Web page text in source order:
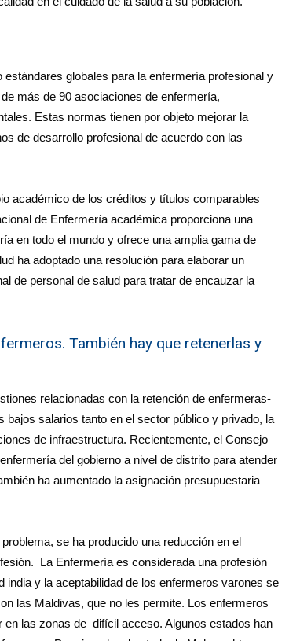
globales para la enfermería profesional y
más de 90 asociaciones de enfermería,
Estas normas tienen por objeto mejorar la
de desarrollo profesional de acuerdo con las
académico de los créditos y títulos comparables
de Enfermería académica proporciona una
en todo el mundo y ofrece una amplia gama de
ha adoptado una resolución para elaborar un
de personal de salud para tratar de encauzar la
También hay que retenerlas y
relacionadas con la retención de enfermeras-
bajos salarios tanto en el sector público y privado, la
de infraestructura. Recientemente, el Consejo
del gobierno a nivel de distrito para atender
ha aumentado la asignación presupuestaria
se ha producido una reducción en el
La Enfermería es considerada una profesión
y la aceptabilidad de los enfermeros varones se
las Maldivas, que no les permite. Los enfermeros
las zonas de difícil acceso. Algunos estados han